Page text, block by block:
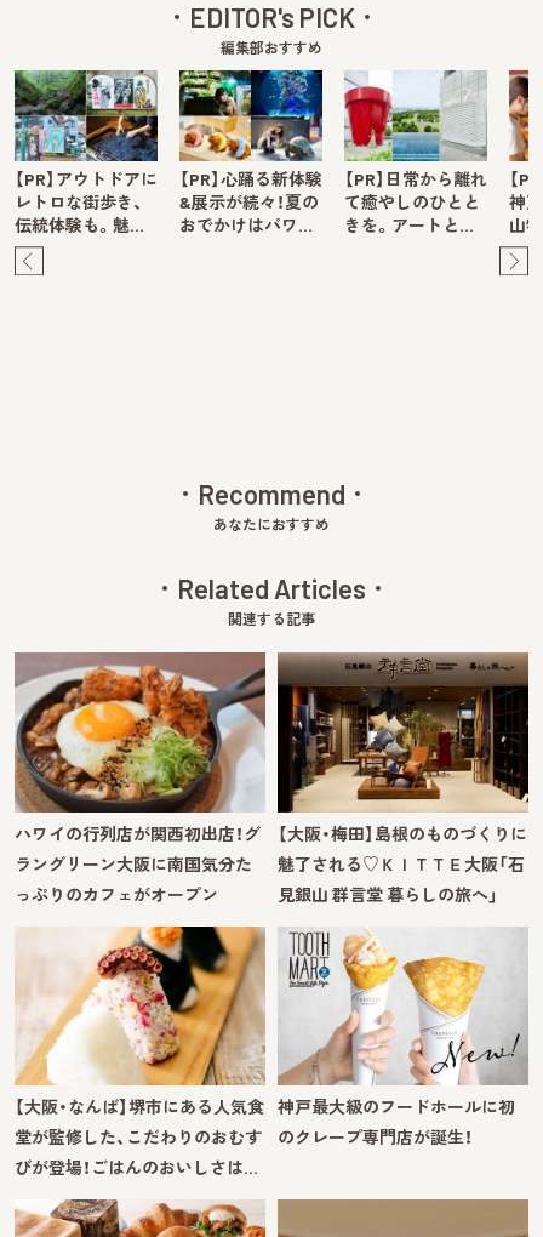
EDITOR's PICK
編集部おすすめ
【PR】アウトドアに
レトロな街歩き、
伝統体験も。魅…
【PR】心踊る新体験
&展示が続々！夏の
おでかけはパワ…
【PR】日常から離れ
て癒やしのひとと
きを。アートと…
【
神
山
Recommend
あなたにおすすめ
Related Articles
関連する記事
ハワイの行列店が関西初出店！グ
ラングリーン大阪に南国気分た
っぷりのカフェがオープン
【大阪・梅田】島根のものづくりに
魅了される♡ＫＩＴＴＥ大阪「石
見銀山 群言堂 暮らしの旅へ」
【大阪・なんば】堺市にある人気食
堂が監修した、こだわりのおむす
びが登場！ごはんのおいしさは…
神戸最大級のフードホールに初
のクレープ専門店が誕生！